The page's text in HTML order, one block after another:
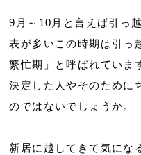
9月～10月と言えば引っ
表が多いこの時期は引っ
繁忙期」と呼ばれていま
決定した人やそのために
のではないでしょうか。
新居に越してきて気にな